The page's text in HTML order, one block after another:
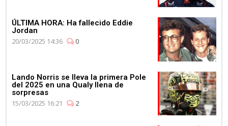
ÚLTIMA HORA: Ha fallecido Eddie
Jordan
20/03/2025 14:36
0
Lando Norris se lleva la primera Pole
del 2025 en una Qualy llena de
sorpresas
15/03/2025 16:21
2